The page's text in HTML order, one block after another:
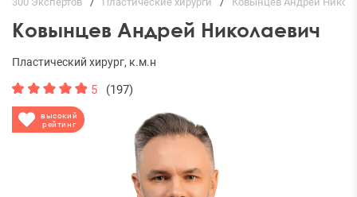
Ковынцев Андрей Николаевич
высокий
рейтинг
Пластический хирург, к.м.н
5 (197)